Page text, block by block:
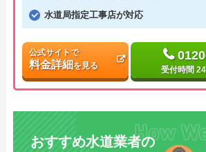
水道局指定工事店が対応
公式サイトで
料金詳細を見る 受付時間
おすすめ水道業者の